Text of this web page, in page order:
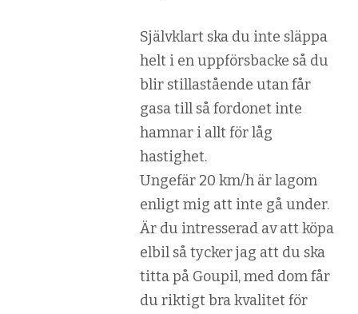
Självklart ska du inte släppa
helt i en uppförsbacke så du
blir stillastående utan får
gasa till så fordonet inte
hamnar i allt för låg
hastighet.
Ungefär 20 km/h är lagom
enligt mig att inte gå under.
Är du intresserad av att köpa
elbil så tycker jag att du ska
titta på Goupil, med dom får
du riktigt bra kvalitet för